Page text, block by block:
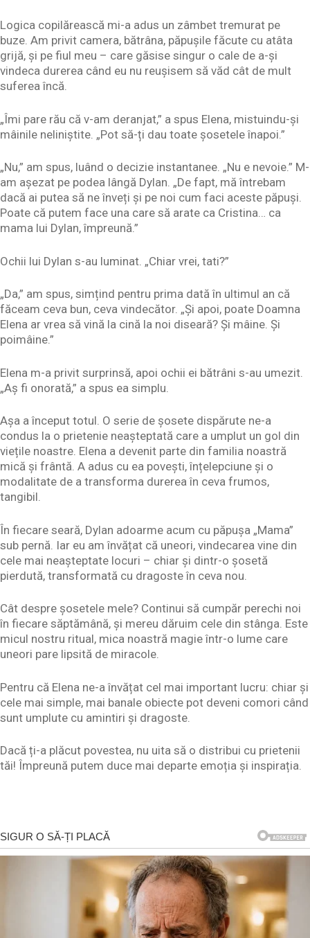
Logica copilărească mi-a adus un zâmbet tremurat pe
buze. Am privit camera, bătrâna, păpușile făcute cu atâta
grijă, și pe fiul meu – care găsise singur o cale de a-și
vindeca durerea când eu nu reușisem să văd cât de mult
suferea încă.
„Îmi pare rău că v-am deranjat,” a spus Elena, mistuindu-și
mâinile neliniștite. „Pot să-ți dau toate șosetele înapoi.”
„Nu,” am spus, luând o decizie instantanee. „Nu e nevoie.” M-
am așezat pe podea lângă Dylan. „De fapt, mă întrebam
dacă ai putea să ne înveți și pe noi cum faci aceste păpuși.
Poate că putem face una care să arate ca Cristina… ca
mama lui Dylan, împreună.”
Ochii lui Dylan s-au luminat. „Chiar vrei, tati?”
„Da,” am spus, simțind pentru prima dată în ultimul an că
făceam ceva bun, ceva vindecător. „Și apoi, poate Doamna
Elena ar vrea să vină la cină la noi diseară? Și mâine. Și
poimâine.”
Elena m-a privit surprinsă, apoi ochii ei bătrâni s-au umezit.
„Aș fi onorată,” a spus ea simplu.
Așa a început totul. O serie de șosete dispărute ne-a
condus la o prietenie neașteptată care a umplut un gol din
viețile noastre. Elena a devenit parte din familia noastră
mică și frântă. A adus cu ea povești, înțelepciune și o
modalitate de a transforma durerea în ceva frumos,
tangibil.
În fiecare seară, Dylan adoarme acum cu păpușa „Mama”
sub pernă. Iar eu am învățat că uneori, vindecarea vine din
cele mai neașteptate locuri – chiar și dintr-o șosetă
pierdută, transformată cu dragoste în ceva nou.
Cât despre șosetele mele? Continui să cumpăr perechi noi
în fiecare săptămână, și mereu dăruim cele din stânga. Este
micul nostru ritual, mica noastră magie într-o lume care
uneori pare lipsită de miracole.
Pentru că Elena ne-a învățat cel mai important lucru: chiar și
cele mai simple, mai banale obiecte pot deveni comori când
sunt umplute cu amintiri și dragoste.
Dacă ți-a plăcut povestea, nu uita să o distribui cu prietenii
tăi! Împreună putem duce mai departe emoția și inspirația.